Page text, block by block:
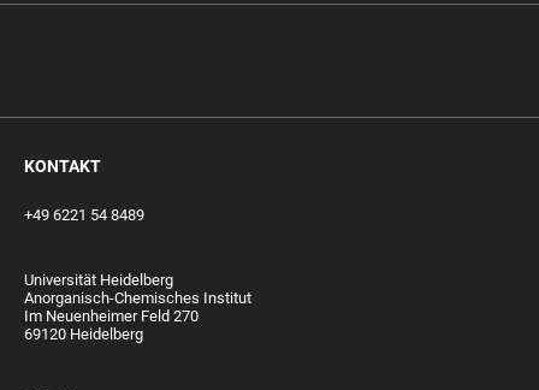
KONTAKT
+49 6221 54 8489
Universität Heidelberg
Anorganisch-Chemisches Institut
Im Neuenheimer Feld 270
69120 Heidelberg